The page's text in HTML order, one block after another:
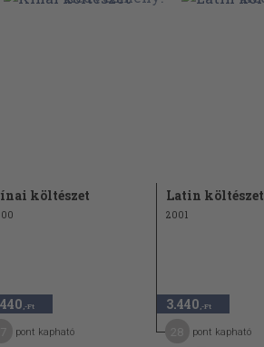
32
34
költészet
,-Ft
pont kapható
Latin költészet
2001
3.440 ,-Ft
pont kapható